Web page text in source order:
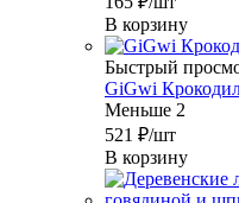
В корзину
Быстрый
GiGwi
Меньше 2
521 ₽/шт
В корзину